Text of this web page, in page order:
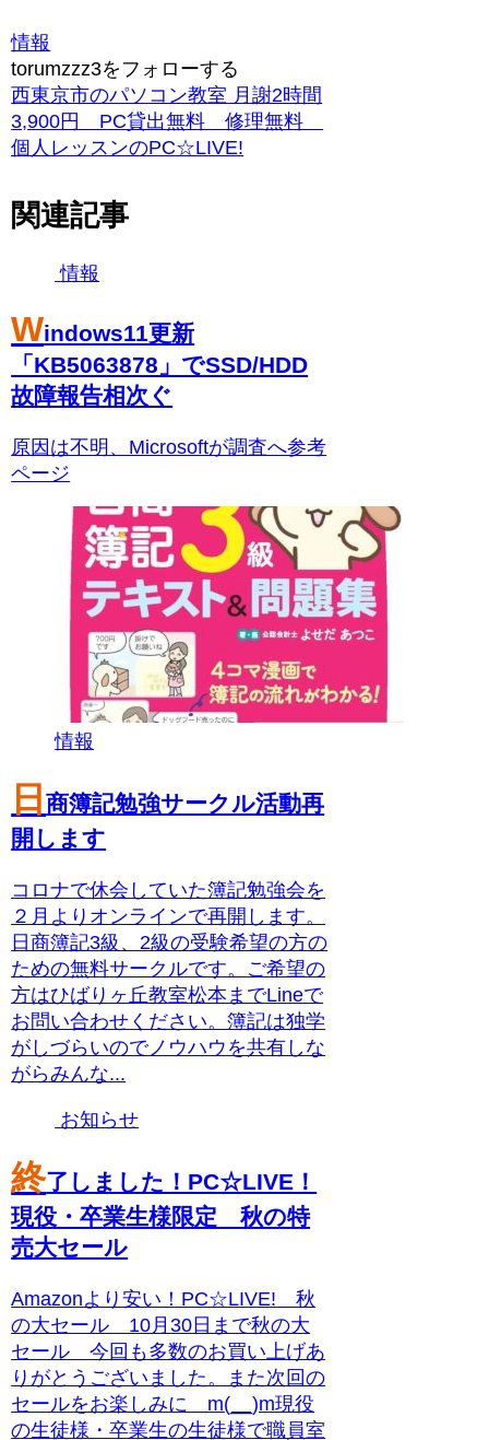
情報
torumzzz3をフォローする
西東京市のパソコン教室 月謝2時間
3,900円 PC貸出無料 修理無料
個人レッスンのPC☆LIVE!
関連記事
情報
Windows11更新
「KB5063878」でSSD/HDD
故障報告相次ぐ
原因は不明、Microsoftが調査へ参考
ページ
情報
日商簿記勉強サークル活動再
開します
コロナで休会していた簿記勉強会を
２月よりオンラインで再開します。
日商簿記3級、2級の受験希望の方の
ための無料サークルです。ご希望の
方はひばりヶ丘教室松本までLineで
お問い合わせください。簿記は独学
がしづらいのでノウハウを共有しな
がらみんな...
お知らせ
終了しました！PC☆LIVE！
現役・卒業生様限定 秋の特
売大セール
Amazonより安い！PC☆LIVE! 秋
の大セール 10月30日まで秋の大
セール 今回も多数のお買い上げあ
りがとうございました。また次回の
セールをお楽しみに m(__)m現役
の生徒様・卒業生の生徒様で職員室